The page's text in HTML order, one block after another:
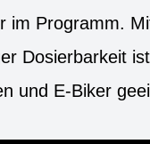
im Programm.
Dosierbarkeit
und E-Biker